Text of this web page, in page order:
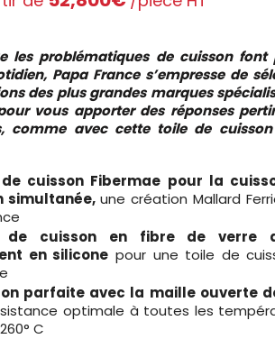
les problématiques de cuisson font
Papa France s’empresse de
des plus grandes marques
vous apporter des réponses
comme avec cette toile de
de cuisson Fibermae pour la
simultanée,une création Mallard
de cuisson en fibre de verre
en silicone pour une toile de
parfaite avec la maille ouverte
optimale à toutes les
C